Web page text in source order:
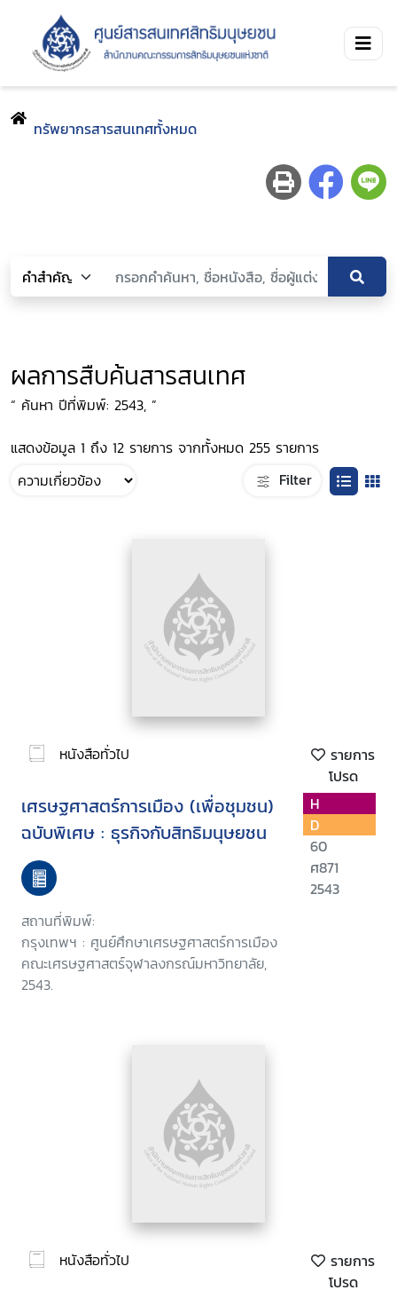
ทรัพยากรสารสนเทศทั้งหมด
ผลการสืบค้นสารสนเทศ
“ ค้นหา ปีที่พิมพ์: 2543, ”
แสดงข้อมูล 1 ถึง 12 รายการ จากทั้งหมด 255 รายการ
Filter
หนังสือทั่วไป
รายการ
โปรด
เศรษฐศาสตร์การเมือง (เพื่อชุมชน)
ฉบับพิเศษ : ธุรกิจกับสิทธิมนุษยชน
สถานที่พิมพ์:
กรุงเทพฯ : ศูนย์ศึกษาเศรษฐศาสตร์การเมือง
คณะเศรษฐศาสตร์จุฬาลงกรณ์มหาวิทยาลัย,
2543.
H
D
60
ศ871
2543
หนังสือทั่วไป
รายการ
โปรด